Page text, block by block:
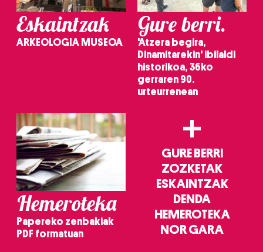
Eskaintzak
ARKEOLOGIA MUSEOA
Gure berri.
'Atzera begira,
Dinamitarekin' ibilaldi
historikoa, 36ko
gerraren 90.
urteurrenean
Hemeroteka
Papereko zenbakiak
PDF formatuan
+
GURE BERRI
ZOZKETAK
ESKAINTZAK
DENDA
HEMEROTEKA
NOR GARA